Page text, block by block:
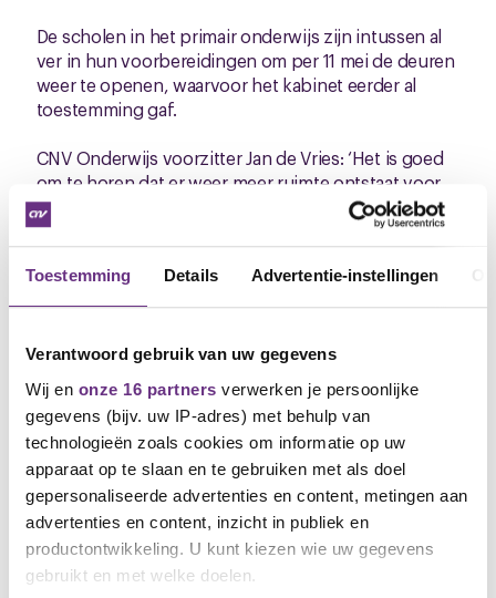
Toestemming Details Advertentie-instellingen
Verantwoord gebruik van uw gegevens
Wij en onze 16 partners verwerken je persoonlijke
gegevens (bijv. uw IP-adres) met behulp van
technologieën zoals cookies om informatie op uw
apparaat op te slaan en te gebruiken met als doel
gepersonaliseerde advertenties en content, metingen aan
advertenties en content, inzicht in publiek en
productontwikkeling. U kunt kiezen wie uw gegevens
gebruikt en met welke doelen.
De scholen in het primair onderwijs zijn intussen al
ver in hun voorbereidingen om per 11 mei de deuren
weer te openen, waarvoor het kabinet eerder al
toestemming gaf.
CNV Onderwijs voorzitter Jan de Vries: ‘Het is goed
om te horen dat er weer meer ruimte ontstaat voor
het onderwijs. Dat is positief voor alle leerlingen en
studenten en in het bijzonder voor de jongeren in
een kwetsbare situatie. De beslissing om
schooldeuren weer te openen ligt uiteraard bij het
kabinet. Het is mooi, maar we zien natuurlijk ook dat
andere vakbonden en werkgeversorganisaties in het
hier zelf op een goede en veilige manier invulling
aan kunnen geven. Van niemand kan het
onmogelijke worden gevraagd.’
Gerelateerd nieuws